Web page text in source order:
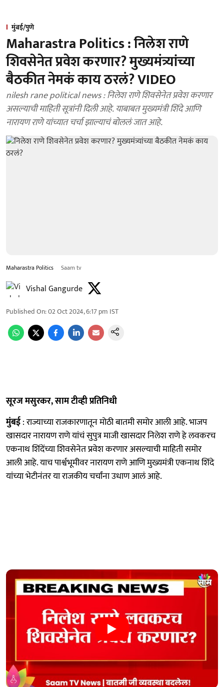
मुंबई/पुणे
Maharastra Politics : निलेश राणे
शिवसेनेत प्रवेश करणार? मुख्यमंत्र्यांच्या
बैठकीत नेमकं काय ठरलं? VIDEO
nilesh rane political news : निलेश राणे शिवसेनेत प्रवेश करणार
असल्याची माहिती सूत्रांनी दिली आहे. याबाबत मुख्यमंत्री शिंदे आणि
नारायण राणे यांच्यात चर्चा झाल्याचं बोललं जात आहे.
Maharastra Politics Saam tv
Vishal Gangurde
Published On:02 Oct 2024, 6:17 pm IST
सूरज मसुरकर, साम टीव्ही प्रतिनिधी
मुंबई: राज्याच्या राजकारणातून मोठी बातमी समोर आली आहे. भाजप
खासदार नारायण राणे यांचं सुपुत्र माजी खासदार निलेश राणे हे लवकरच
एकनाथ शिंदेंच्या शिवसेनेत प्रवेश करणार असल्याची माहिती समोर
आली आहे. याच पार्श्वभूमीवर नारायण राणे आणि मुख्यमंत्री एकनाथ शिंदे
यांच्या भेटीनंतर या राजकीय चर्चांना उधाण आलं आहे.